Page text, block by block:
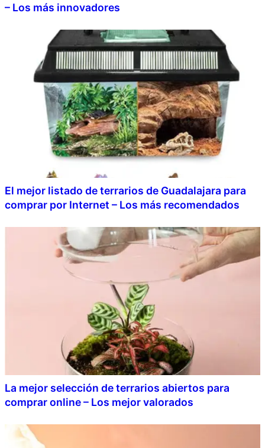
– Los más innovadores
El mejor listado de terrarios de Guadalajara para
comprar por Internet – Los más recomendados
La mejor selección de terrarios abiertos para
comprar online – Los mejor valorados